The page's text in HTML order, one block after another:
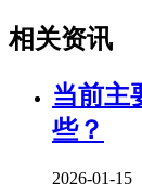
相关资讯
当前主
些？
2026-01-15